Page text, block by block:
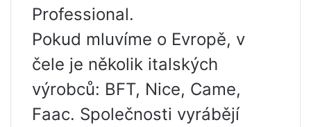
Professional.
Pokud mluvíme o Evropě, v
čele je několik italských
výrobců: BFT, Nice, Came,
Faac. Společnosti vyrábějí